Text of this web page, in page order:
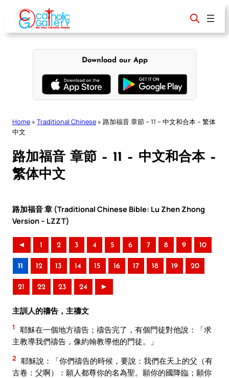
content
Download our App
Home » Traditional Chinese » 路加福音 章節 – 11 – 中文和合本 – 繁体
中文
路加福音 章節 – 11 – 中文和合本 –
繁体中文
路加福音 章 (Traditional Chinese Bible: Lu Zhen Zhong
Version – LZZT)
◄ 1 2 3 4 5 6 7 8 9 10
11 12 13 14 15 16 17 18 19 20
21 22 23 24 ►
主訓人的禱告，主禱文
1
耶穌在一個地方禱告；禱告完了，有個門徒對他說：「求
主教導我們禱告，像約翰教導他的門徒。」
2 耶穌說：「你們禱告的時候，要說：我們在天上的父（有
古卷：父啊）：願人都尊你的名為聖。願你的國降臨；願你